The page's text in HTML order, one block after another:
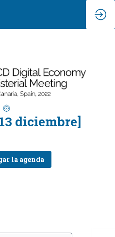
diciembre]
la agenda